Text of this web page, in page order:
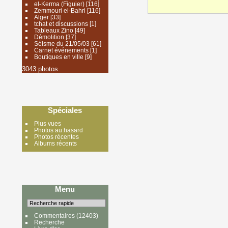
el-Kerma (Figuier)[116]
Zemmouri el-Bahri [116]
Alger[33]
tchat et discussions[1]
Tableaux Zino[49]
Démolition [37]
Séisme du 21/05/03 [61]
Carnet événements[1]
Boutiques en ville [9]
3043 photos
Spéciales
Plus vues
Photos au hasard
Photos récentes
Albums récents
Menu
Commentaires(12403)
Recherche